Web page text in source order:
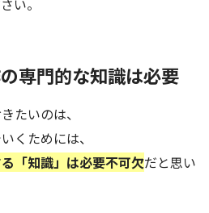
専門的な知識は必要
たいのは、
くためには、
「知識」は必要不可欠だと思い